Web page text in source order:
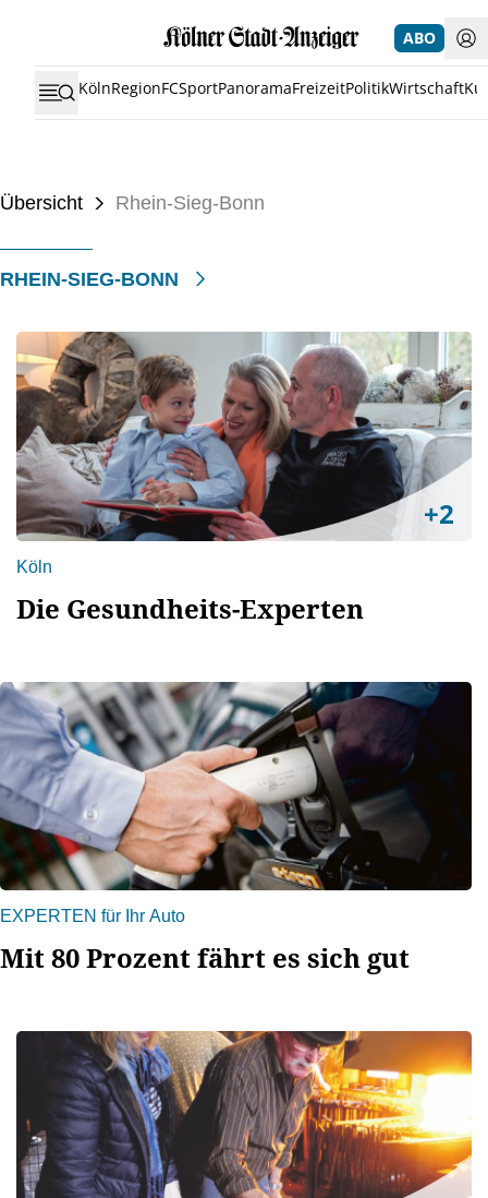
ABO
KölnRegionFCSportPanoramaFreizeitPolitikWirtschaft
Übersicht Rhein-Sieg-Bonn
RHEIN-SIEG-BONN
+2
Köln
Die Gesundheits-Experten
EXPERTEN für Ihr Auto
Mit 80 Prozent fährt es sich gut